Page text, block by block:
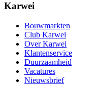
Karwei
Bouwmarkten
Club Karwei
Over Karwei
Klantenservice
Duurzaamheid
Vacatures
Nieuwsbrief